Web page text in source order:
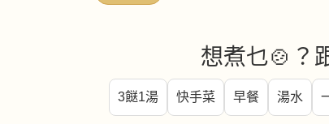
想煮乜🍲？
3餸1湯 快手菜 早餐 湯水